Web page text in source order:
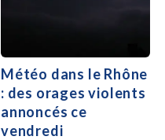
Météo dans le Rhône
: des orages violents
annoncés ce
vendredi